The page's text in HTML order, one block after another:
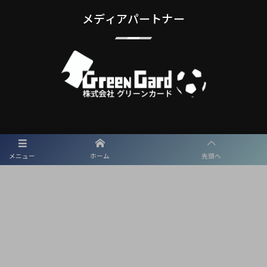
メニュー ホーム 先頭へ
メディアパートナー
メディアパートナーとして
東海学園サッカー部を盛り上げます